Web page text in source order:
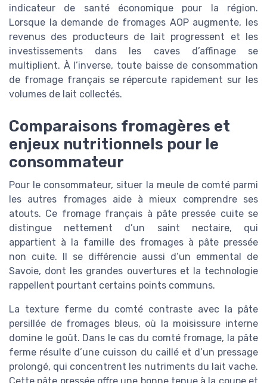
indicateur de santé économique pour la région.
Lorsque la demande de fromages AOP augmente, les
revenus des producteurs de lait progressent et les
investissements dans les caves d’affinage se
multiplient. À l’inverse, toute baisse de consommation
de fromage français se répercute rapidement sur les
volumes de lait collectés.
Comparaisons fromagères et
enjeux nutritionnels pour le
consommateur
Pour le consommateur, situer la meule de comté parmi
les autres fromages aide à mieux comprendre ses
atouts. Ce fromage français à pâte pressée cuite se
distingue nettement d’un saint nectaire, qui
appartient à la famille des fromages à pâte pressée
non cuite. Il se différencie aussi d’un emmental de
Savoie, dont les grandes ouvertures et la technologie
rappellent pourtant certains points communs.
La texture ferme du comté contraste avec la pâte
persillée de fromages bleus, où la moisissure interne
domine le goût. Dans le cas du comté fromage, la pâte
ferme résulte d’une cuisson du caillé et d’un pressage
prolongé, qui concentrent les nutriments du lait vache.